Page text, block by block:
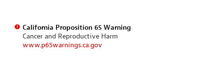
California Proposition 65 Warning
Cancer and Reproductive Harm
www.p65warnings.ca.gov